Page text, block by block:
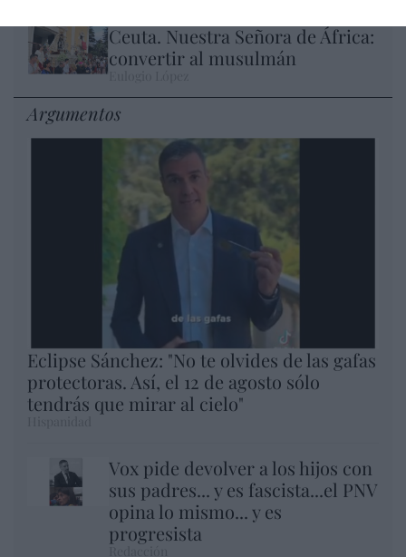
Ceuta. Nuestra Señora de África:
convertir al musulmán
Argumentos
Eclipse Sánchez: "No te olvides de las gafas
protectoras. Así, el 12 de agosto sólo
tendrás que mirar al cielo"
Vox pide devolver a los hijos con
sus padres... y es fascista...el PNV
opina lo mismo... y es
progresista